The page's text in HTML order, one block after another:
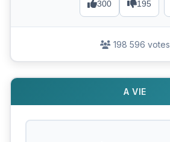
300 195
198 596 votes
A VIE